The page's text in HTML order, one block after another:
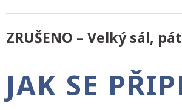
ZRUŠENO – Velký sál,
JAK SE